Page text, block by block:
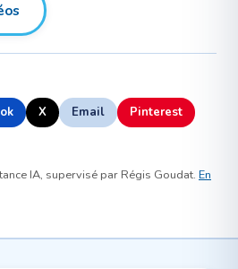
X Email Pinterest
IA, supervisé par Régis Goudat. En